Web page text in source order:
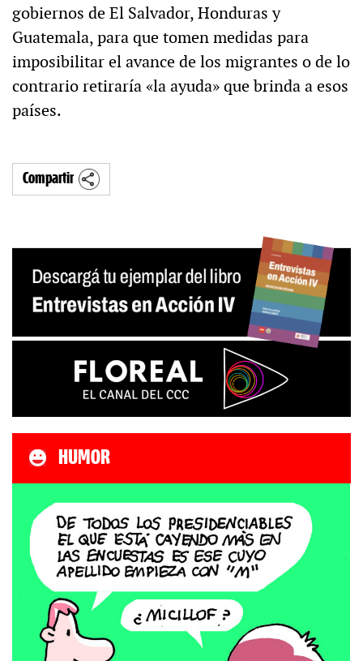
gobiernos de El Salvador, Honduras y
Guatemala, para que tomen medidas para
imposibilitar el avance de los migrantes o de lo
contrario retiraría «la ayuda» que brinda a esos
países.
Compartir
HUMOR